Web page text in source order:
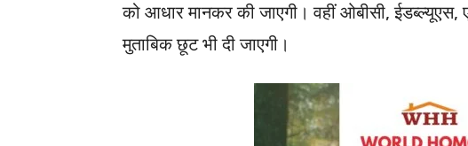
को आधार मानकर की जाएगी। वहीं ओबीसी, ईडब्ल्यूएस,
मुताबिक छूट भी दी जाएगी।